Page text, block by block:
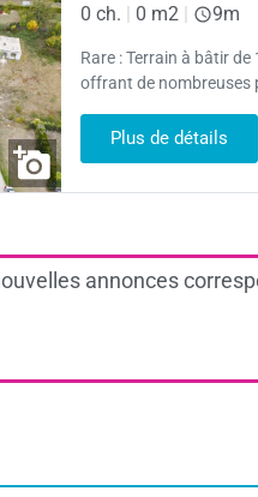
0 ch. | 0 m2 | 9m
Rare : Terrain à bâtir
offrant de nombreuses
Plus de détails
annonces